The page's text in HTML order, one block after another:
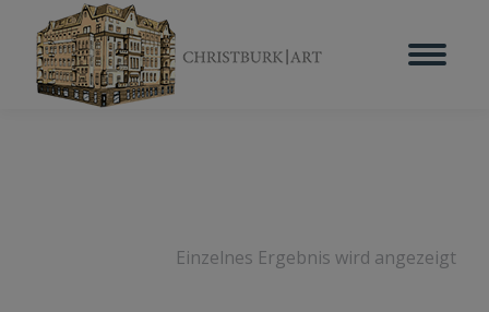
Einzelnes Ergebnis wird angezeigt